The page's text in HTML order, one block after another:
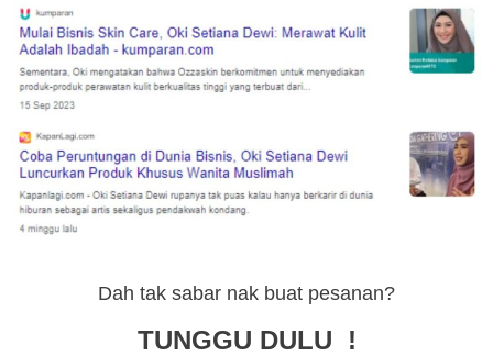
Dah tak sabar nak buat pesanan?
TUNGGU DULU !